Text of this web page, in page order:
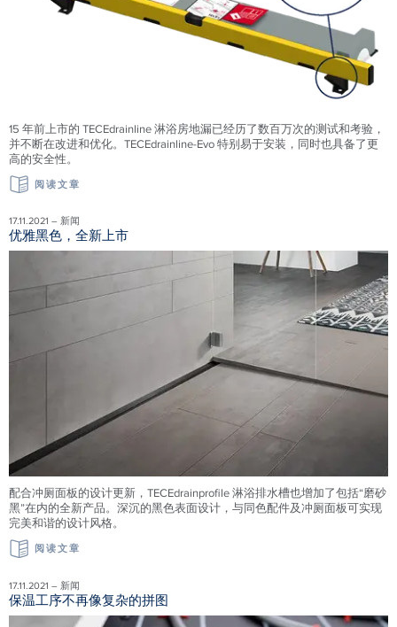
15 年前上市的 TECEdrainline 淋浴房地漏已经历了数百万次的测试和考验，
并不断在改进和优化。TECEdrainline-Evo 特别易于安装，同时也具备了更
高的安全性。
阅读文章
17.11.2021 – 新闻
优雅黑色，全新上市
配合冲厕面板的设计更新，TECEdrainprofile 淋浴排水槽也增加了包括“磨砂
黑”在内的全新产品。深沉的黑色表面设计，与同色配件及冲厕面板可实现
完美和谐的设计风格。
阅读文章
17.11.2021 – 新闻
保温工序不再像复杂的拼图